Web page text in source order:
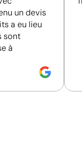
des surfaces
d'un
structuré.
un devis
a eu lieu
sont
à